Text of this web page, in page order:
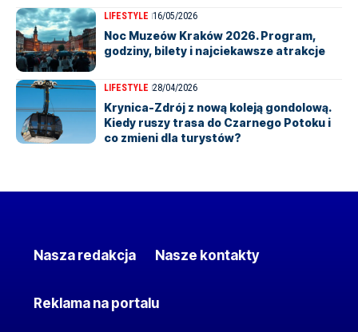
LIFESTYLE 16/05/2026
Noc Muzeów Kraków 2026. Program,
godziny, bilety i najciekawsze atrakcje
LIFESTYLE 28/04/2026
Krynica-Zdrój z nową koleją gondolową.
Kiedy ruszy trasa do Czarnego Potoku i
co zmieni dla turystów?
Nasza redakcja Nasze kontakty
Reklama na portalu